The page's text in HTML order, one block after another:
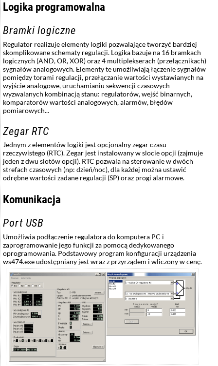
Logika programowalna
Bramki logiczne
Regulator realizuje elementy logiki pozwalające tworzyć bardziej
skomplikowane schematy regulacji. Logika bazuje na 16 bramkach
logicznych (AND, OR, XOR) oraz 4 multiplekserach (przełącznikach)
sygnałów analogowych. Elementy te umożliwiają łączenie sygnałów
pomiędzy torami regulacji, przełączanie wartości wystawianych na
wyjście analogowe, uruchamianiu sekwencji czasowych
wyzwalanych kombinacją stanu: regulatorów, wejść binarnych,
komparatorów wartości analogowych, alarmów, błędów
pomiarowych...
Zegar RTC
Jednym z elementów logiki jest opcjonalny zegar czasu
rzeczywistego (RTC). Zegar jest instalowany w slocie opcji (zajmuje
jeden z dwu slotów opcji). RTC pozwala na sterowanie w dwóch
strefach czasowych (np: dzień/noc), dla każdej można ustawić
odrębne wartości zadane regulacji (SP) oraz progi alarmowe.
Komunikacja
Port USB
Umożliwia podłączenie regulatora do komputera PC i
zaprogramowanie jego funkcji za pomocą dedykowanego
oprogramowania. Podstawowy program konfiguracji urządzenia
ws474.exeudostępniany jest wraz z przyrządem i wliczony w cenę.